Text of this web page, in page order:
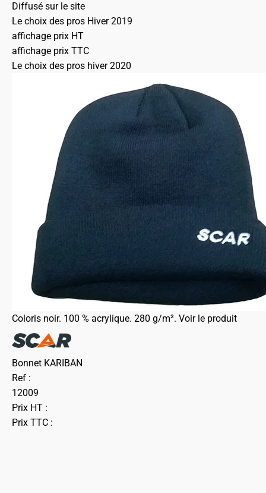
Diffusé sur le site
Le choix des pros Hiver 2019
affichage prix HT
affichage prix TTC
Le choix des pros hiver 2020
Coloris noir. 100 % acrylique. 280 g/m². Voir le produit
Bonnet KARIBAN
Ref :
12009
Prix HT :
Prix TTC :